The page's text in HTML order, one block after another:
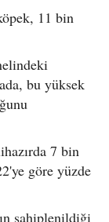
11 bin
bu yüksek
7 bin
göre yüzde
sahiplenildiği